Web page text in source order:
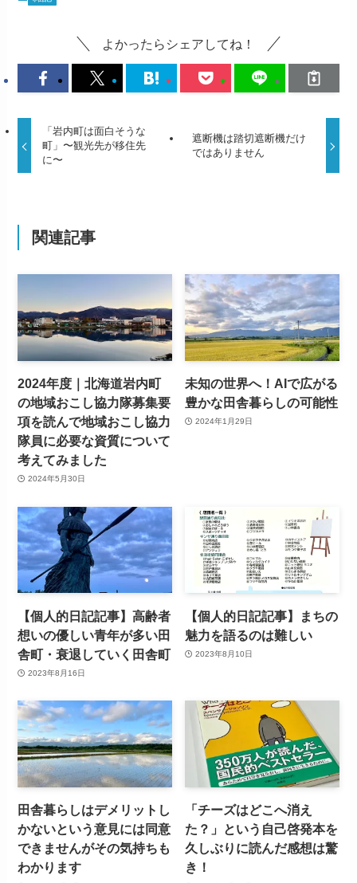
よかったらシェアしてね！
「岩内町は面白そうな
町」〜観光先が移住先
に〜
遮断機は踏切遮断機だけ
ではありません
関連記事
2024年度｜北海道岩内町
の地域おこし協力隊募集要
項を読んで地域おこし協力
隊員に必要な資質について
考えてみました
2024年5月30日
未知の世界へ！AIで広がる
豊かな田舎暮らしの可能性
2024年1月29日
【個人的日記記事】高齢者
想いの優しい青年が多い田
舎町・衰退していく田舎町
2023年8月16日
【個人的日記記事】まちの
魅力を語るのは難しい
2023年8月10日
田舎暮らしはデメリットし
かないという意見には同意
できませんがその気持ちも
わかります
「チーズはどこへ消え
た？」という自己啓発本を
久しぶりに読んだ感想は驚
き！